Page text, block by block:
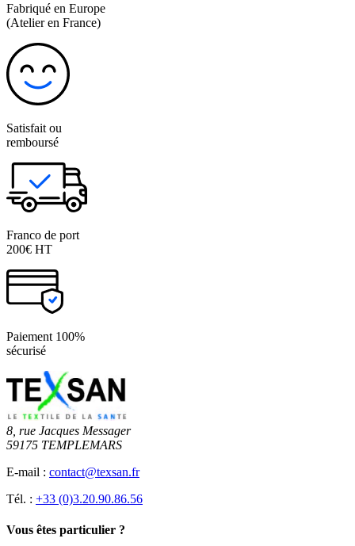
Fabriqué en Europe
(Atelier en France)
Satisfait ou
remboursé
Franco de port
200€ HT
Paiement 100%
sécurisé
8, rue Jacques Messager
59175 TEMPLEMARS
E-mail : contact@texsan.fr
Tél. : +33 (0)3.20.90.86.56
Vous êtes particulier ?